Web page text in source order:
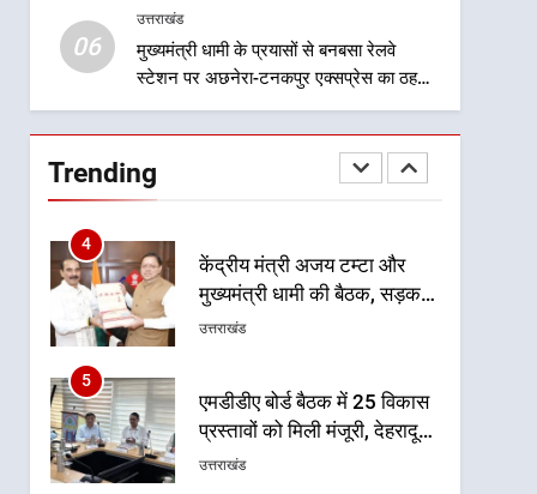
06
उत्तराखंड
मुख्यमंत्री धामी के प्रयासों से बनबसा रेलवे
स्टेशन पर अछनेरा-टनकपुर एक्सप्रेस का ठहराव
Trending
सामाजिक समरसता और भारतीय
संस्कृति का सशक्त संदेश
उत्तराखंड
4
केंद्रीय मंत्री अजय टम्टा और
मुख्यमंत्री धामी की बैठक, सड़क
परियोजनाओं पर हुआ मंथन
5
एमडीडीए बोर्ड बैठक में 25 विकास
प्रस्तावों को मिली मंजूरी, देहरादून-
मसूरी के नियोजित विकास को
उत्तराखंड
6
मुख्यमंत्री धामी के प्रयासों से
बनबसा रेलवे स्टेशन पर अछनेरा-
टनकपुर एक्सप्रेस का ठहराव हुआ
उत्तराखंड